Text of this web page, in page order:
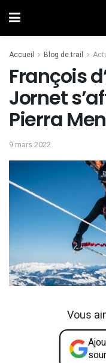
Accueil Blog de trail
François
Jornet
Pierra
9 mars 2022
Vous